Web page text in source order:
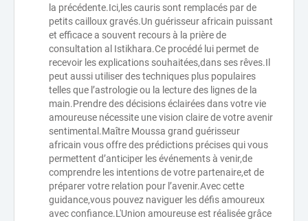
la précédente.Ici,les cauris sont remplacés par de
petits cailloux gravés.Un guérisseur africain puissant
et efficace a souvent recours à la prière de
consultation al Istikhara.Ce procédé lui permet de
recevoir les explications souhaitées,dans ses rêves.Il
peut aussi utiliser des techniques plus populaires
telles que l’astrologie ou la lecture des lignes de la
main.Prendre des décisions éclairées dans votre vie
amoureuse nécessite une vision claire de votre avenir
sentimental.Maître Moussa grand guérisseur
africain vous offre des prédictions précises qui vous
permettent d’anticiper les événements à venir,de
comprendre les intentions de votre partenaire,et de
préparer votre relation pour l’avenir.Avec cette
guidance,vous pouvez naviguer les défis amoureux
avec confiance.L'Union amoureuse est réalisée grâce